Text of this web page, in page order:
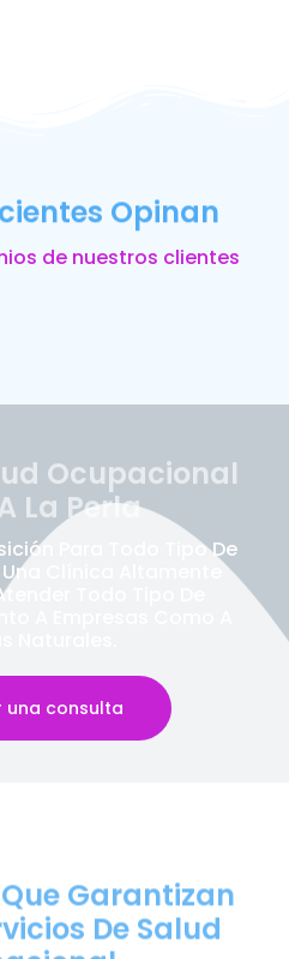
Opinan
de nuestros clientes
Ocupacional
La Perla
Para Todo Tipo De
Clínica Altamente
Todo Tipo De
A Empresas Como A
Naturales.
una consulta
Garantizan
De Salud